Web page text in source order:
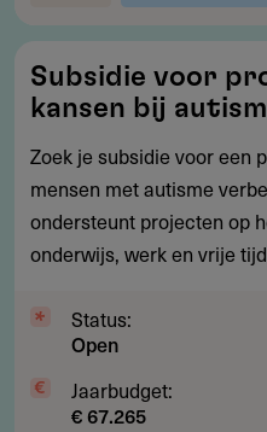
voor
projecten
die
gelijke
kansen
bij
vergroten
Subsidie voor
kansen bij
Zoek je subsidie voor een
mensen met autisme
ondersteunt projecten op
onderwijs, werk en vrije
Status:
Open
Jaarbudget:
€ 67.265